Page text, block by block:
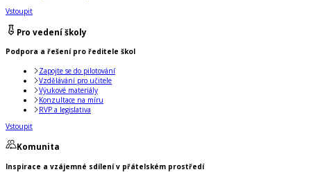
Vstoupit
Pro vedení školy
Podpora a řešení pro ředitele škol
Zapojte se do pilotování
Vzdělávání pro učitele
Výukové materiály
Konzultace na míru
RVP a legislativa
Vstoupit
Komunita
Inspirace a vzájemné sdílení v přátelském prostředí